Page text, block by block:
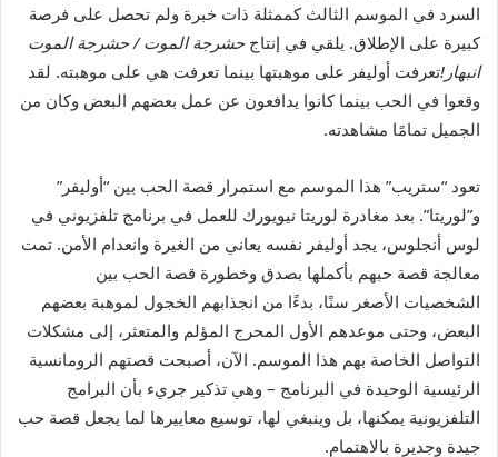
السرد في الموسم الثالث كممثلة ذات خبرة ولم تحصل على فرصة
كبيرة على الإطلاق. يلقي في إنتاجحشرجة الموت / حشرجة الموت
انبهار!تعرفت أوليفر على موهبتها بينما تعرفت هي على موهبته. لقد
وقعوا في الحب بينما كانوا يدافعون عن عمل بعضهم البعض وكان من
الجميل تمامًا مشاهدته.
تعود “ستريب” هذا الموسم مع استمرار قصة الحب بين “أوليفر”
و”لوريتا”. بعد مغادرة لوريتا نيويورك للعمل في برنامج تلفزيوني في
لوس أنجلوس، يجد أوليفر نفسه يعاني من الغيرة وانعدام الأمن. تمت
معالجة قصة حبهم بأكملها بصدق وخطورة قصة الحب بين
الشخصيات الأصغر سنًا، بدءًا من انجذابهم الخجول لموهبة بعضهم
البعض، وحتى موعدهم الأول المحرج المؤلم والمتعثر، إلى مشكلات
التواصل الخاصة بهم هذا الموسم. الآن، أصبحت قصتهم الرومانسية
الرئيسية الوحيدة في البرنامج – وهي تذكير جريء بأن البرامج
التلفزيونية يمكنها، بل وينبغي لها، توسيع معاييرها لما يجعل قصة حب
جيدة وجديرة بالاهتمام.